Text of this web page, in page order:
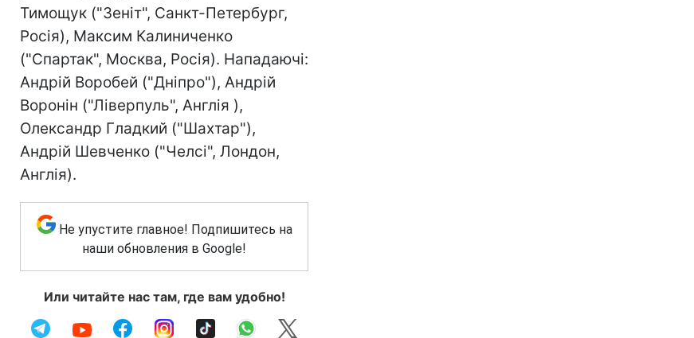
Тимощук ("Зеніт", Санкт-Петербург,
Росія), Максим Калиниченко
("Спартак", Москва, Росія). Нападаючі:
Андрій Воробей ("Дніпро"), Андрій
Воронін ("Ліверпуль", Англія ),
Олександр Гладкий ("Шахтар"),
Андрій Шевченко ("Челсі", Лондон,
Англія).
Не упустите главное! Подпишитесь на
наши обновления в Google!
Или читайте нас там, где вам удобно!